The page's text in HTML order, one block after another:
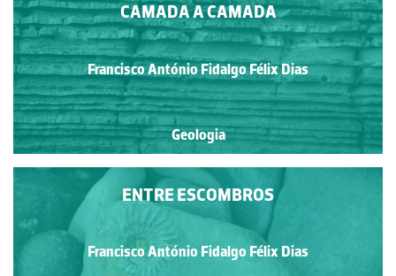
CAMADA A CAMADA
Francisco António Fidalgo Félix Dias
Geologia
ENTRE ESCOMBROS
Francisco António Fidalgo Félix Dias